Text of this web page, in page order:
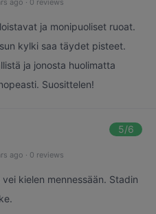
ja monipuoliset ruoat.
kylki saa täydet pisteet.
ja jonosta huolimatta
Suosittelen!
5/6
ago · 0 reviews
kielen mennessään. Stadin